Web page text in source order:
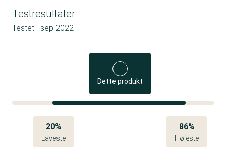
Testresultater
Testet i sep 2022
Dette produkt
20%
Laveste
86%
Højeste